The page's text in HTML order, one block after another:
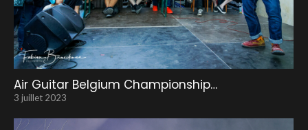
Air Guitar Belgium Championship…
3 juillet 2023